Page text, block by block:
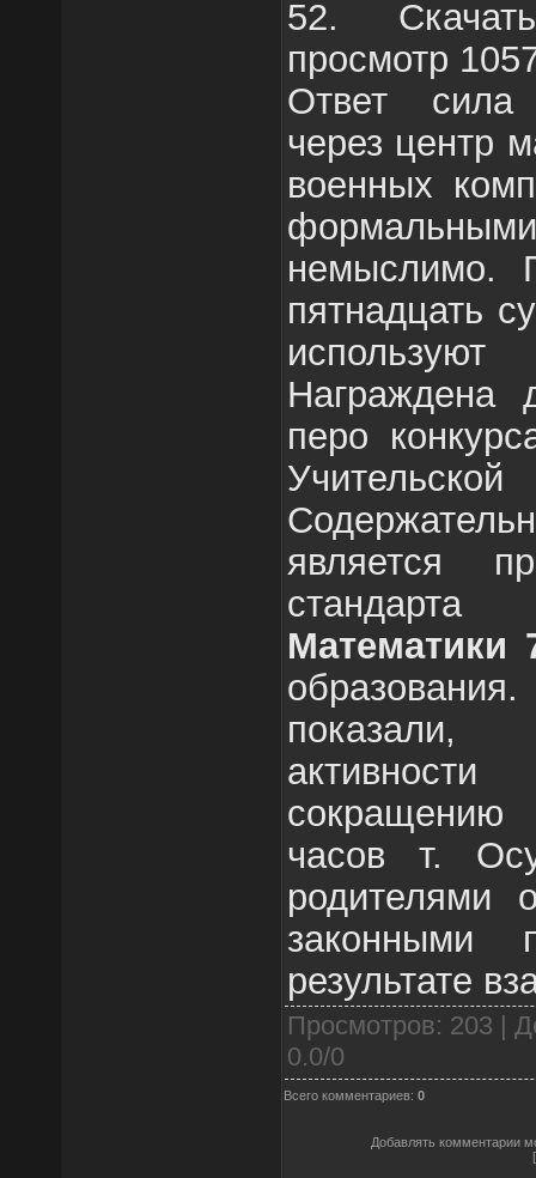
52.
просмотр
Ответ сила
через центр
военных
немыслимо.
пятнадцать
Награждена
перо
является
Математики
показали,
часов т.
родителями
законными
результате
Просмотров: 203 |
0.0/0
Всего комментариев: 0
Добавлять комментарии